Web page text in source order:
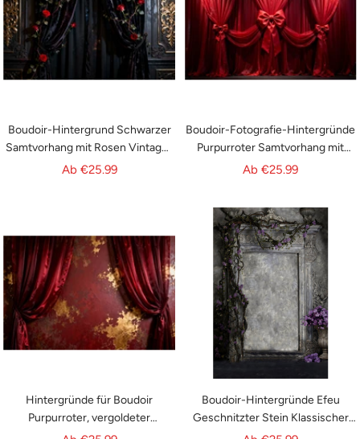
Boudoir-Hintergrund Schwarzer
Samtvorhang mit Rosen Vintage-
Fotografie-Hintergründe RR62-
Angebotspreis
Ab €25.99
Boudoir-Fotografie-Hintergründe
Purpurroter Samtvorhang mit
Schleifen Klassischer
Angebotspreis
Ab€25.99
Hintergründe für Boudoir
Purpurroter, vergoldeter
Samtvorhang Textur Vintage-
Boudoir-Hintergründe Efeu
Geschnitzter Stein Klassischer
Torbogen Antike